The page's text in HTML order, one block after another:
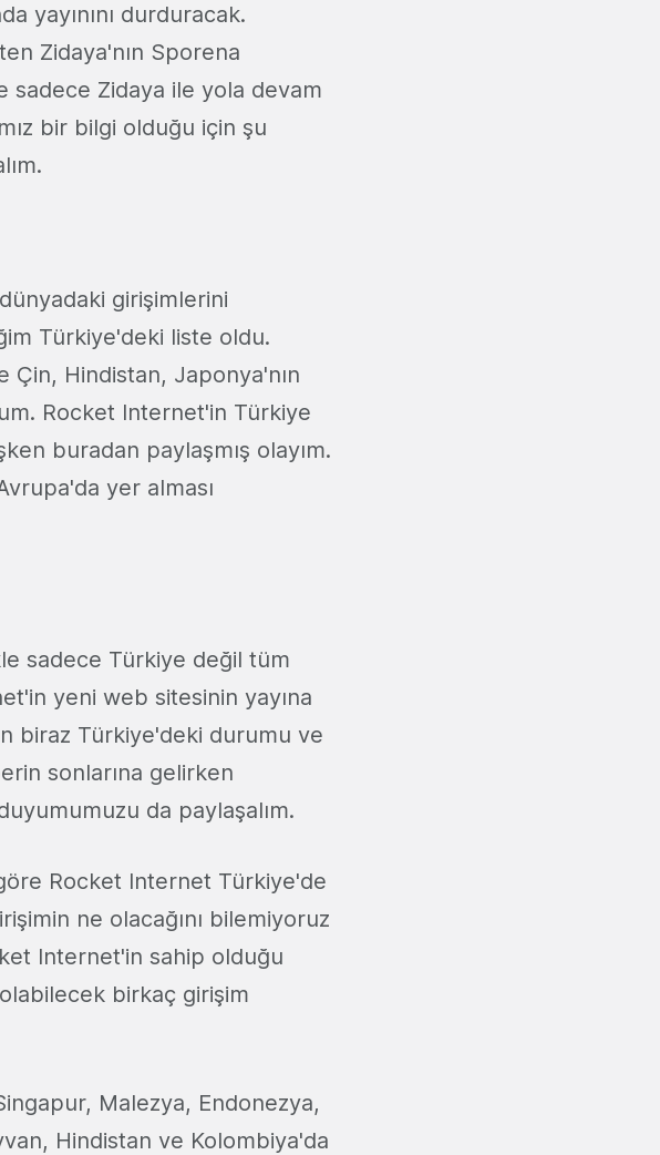
yayınını durduracak.
Zidaya'nın Sporena
sadece Zidaya ile yola devam
bir bilgi olduğu için şu
girişimlerini
Türkiye'deki liste oldu.
Çin, Hindistan, Japonya'nın
Rocket Internet'in Türkiye
buradan paylaşmış olayım.
yer alması
sadece Türkiye değil tüm
yeni web sitesinin yayına
biraz Türkiye'deki durumu ve
sonlarına gelirken
da paylaşalım.
Rocket Internet Türkiye'de
ne olacağını bilemiyoruz
Internet'in sahip olduğu
birkaç girişim
Malezya, Endonezya,
Hindistan ve Kolombiya'da